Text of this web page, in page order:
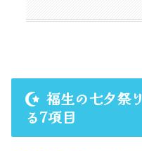
福生の七夕祭
る7項目